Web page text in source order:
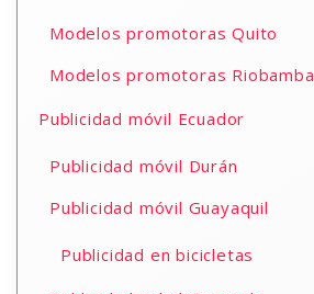
Modelos promotoras Quito
Modelos promotoras Riobamba
Publicidad móvil Ecuador
Publicidad móvil Durán
Publicidad móvil Guayaquil
Publicidad en bicicletas